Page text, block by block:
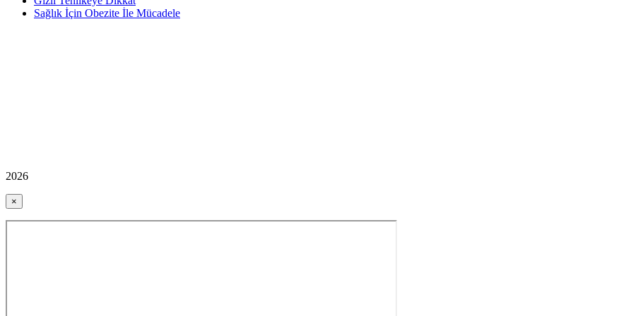
Sağlık İçin Obezite İle Mücadele
2026
×